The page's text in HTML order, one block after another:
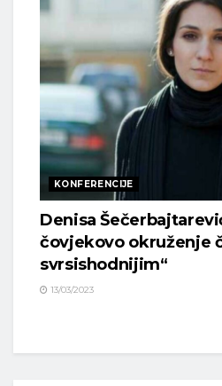
KONFERENCIJE
Denisa
čovjekovo okruženje
svrsishodnijim“
13/03/2023